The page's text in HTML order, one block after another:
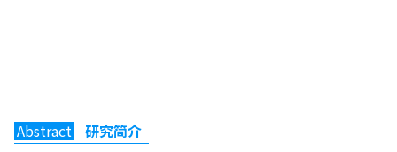
Abstract
研究简介